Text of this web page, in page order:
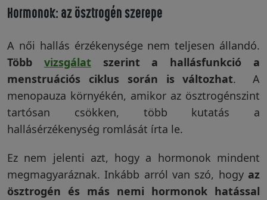
Hormonok: az ösztrogén szerepe
A női hallás érzékenysége nem teljesen állandó.
Több vizsgálatszerint a hallásfunkció a
menstruációs ciklus során is változhat. A
menopauza környékén, amikor az ösztrogénszint
tartósan csökken, több kutatás a
hallásérzékenység romlását írta le.
Ez nem jelenti azt, hogy a hormonok mindent
megmagyaráznak. Inkább arról van szó, hogy az
ösztrogén és más nemi hormonok hatással